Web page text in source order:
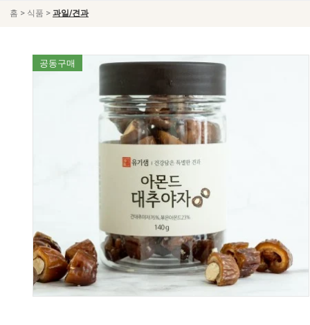
홈 > 식품 > 과일/견과
공동구매